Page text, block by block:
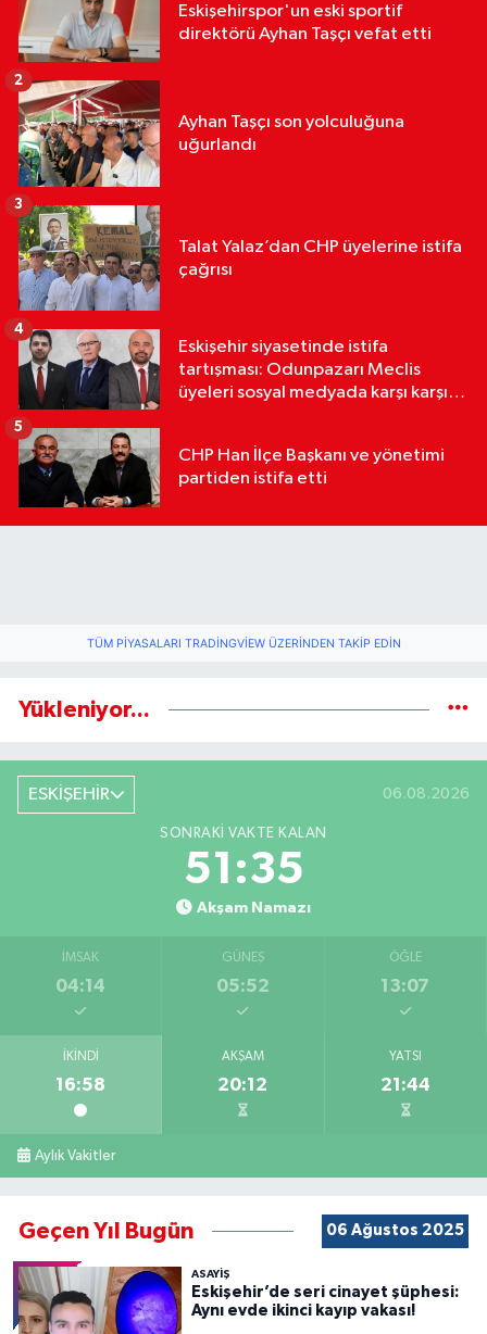
Eskişehirspor'un eski sportif
direktörü Ayhan Taşçı vefat etti
Ayhan Taşçı son yolculuğuna
uğurlandı
2
Talat Yalaz’dan CHP üyelerine istifa
çağrısı
3
Eskişehir siyasetinde istifa
tartışması: Odunpazarı Meclis
üyeleri sosyal medyada karşı karşıya
4
CHP Han İlçe Başkanı ve yönetimi
partiden istifa etti
5
TÜM PIYASALARI TRADINGVIEW ÜZERINDEN TAKIP EDIN
Yükleniyor...
ESKİŞEHİR 06.08.2026
SONRAKI VAKTE KALAN
51:35
Akşam Namazı
İMSAK
04:14
GÜNEŞ
05:52
ÖĞLE
13:07
İKINDI
16:58
AKŞAM
20:12
YATSI
21:44
Aylık Vakitler
Geçen Yıl Bugün 06 Ağustos 2025
ASAYİŞ
Eskişehir’de seri cinayet şüphesi:
Aynı evde ikinci kayıp vakası!